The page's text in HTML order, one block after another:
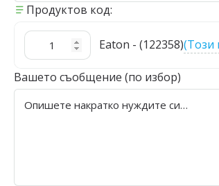
Продуктов код:
Eaton - (122358)(Този
Вашето съобщение (по избор)